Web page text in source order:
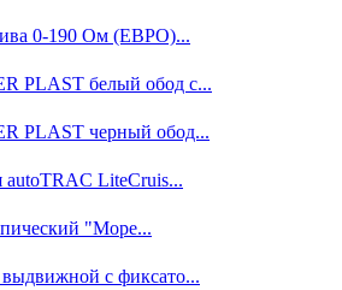
0-190 Ом (ЕВРО)...
PLAST белый обод с...
PLAST черный обод...
autoTRAC LiteCruis...
"Море...
выдвижной с фиксато...